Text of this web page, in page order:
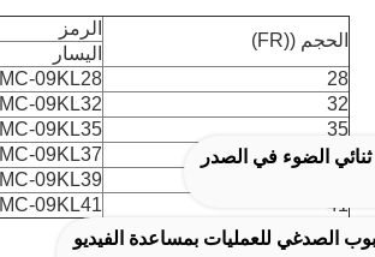
الحجم ((FR)
الرمز
اليسار
28
MC-09KL28
32
MC-09KL32
35
MC-09KL35
37
MC-09KL37
MC-09KL39
41
MC-09KL41
الصدغي للعمليات بمساعدة الفيديو